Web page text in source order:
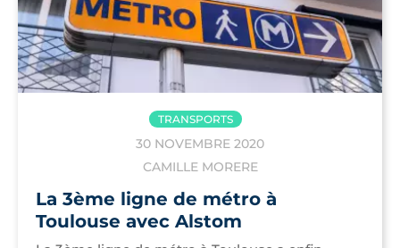
TRANSPORTS
30 NOVEMBRE 2020
CAMILLE MORERE
La 3ème ligne de métro à
Toulouse avec Alstom